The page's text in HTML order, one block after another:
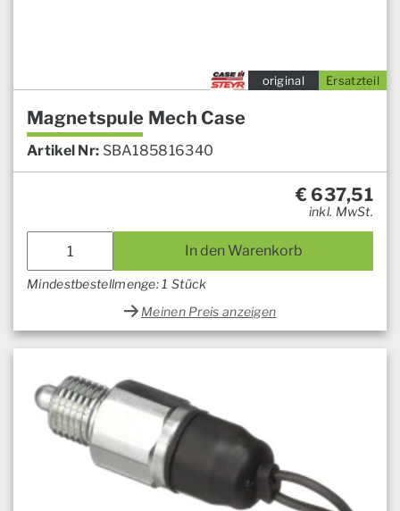
Ersatzteil
original
Magnetspule Mech Case
Artikel Nr: SBA185816340
€637,51
inkl. MwSt.
In den Warenkorb
Mindestbestellmenge: 1 Stück
Meinen Preis anzeigen